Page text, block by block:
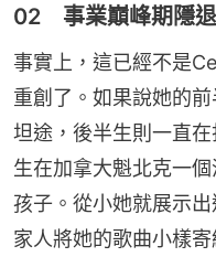
02 事業巔峰期隱
事實上，這已經不是
重創了。如果說她的
坦途，後半生則一直
生在加拿大魁北克一
孩子。從小她就展示
家人將她的歌曲小樣